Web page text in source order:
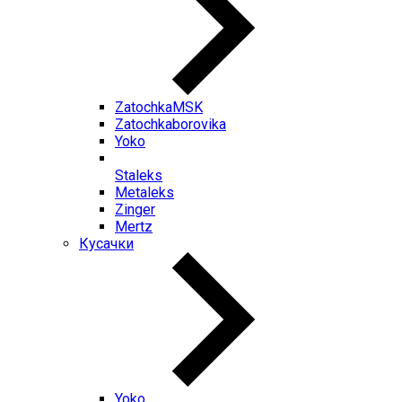
ZatochkaMSK
Zatochkaborovika
Yoko
Staleks
Metaleks
Zinger
Mertz
Кусачки